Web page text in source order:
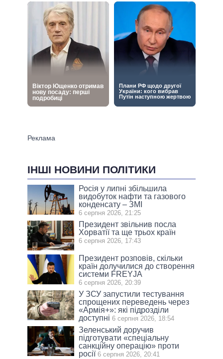
ІНШІ НОВИНИ ПОЛІТИКИ
Росія у липні збільшила
видобуток нафти та газового
конденсату – ЗМІ
6 серпня 2026, 21:25
Президент звільнив посла
Хорватії та ще трьох країн
6 серпня 2026, 17:43
Президент розповів, скільки
країн долучилися до створення
системи FREYJA
6 серпня 2026, 20:39
У ЗСУ запустили тестування
спрощених переведень через
«Армія+»: які підрозділи
доступні 6 серпня 2026, 18:54
Зеленський доручив
підготувати «спеціальну
санкційну операцію» проти
росії 6 серпня 2026, 20:41